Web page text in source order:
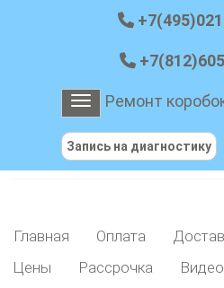
Toggle navigation
Ремонт
Запись на диагностику
Главная Оплата
Цены
Рассрочка Видео